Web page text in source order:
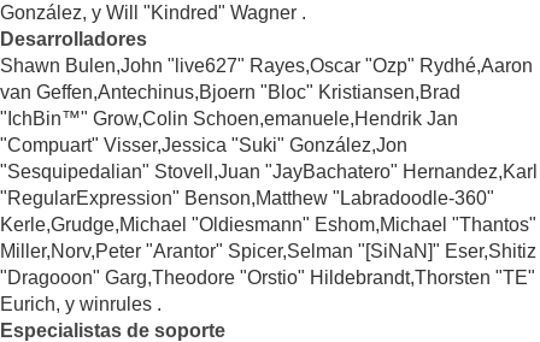
González, y Will "Kindred" Wagner .
Desarrolladores
Shawn Bulen,John "live627" Rayes,Oscar "Ozp" Rydhé,Aaron
van Geffen,Antechinus,Bjoern "Bloc" Kristiansen,Brad
"IchBin™" Grow,Colin Schoen,emanuele,Hendrik Jan
"Compuart" Visser,Jessica "Suki" González,Jon
"Sesquipedalian" Stovell,Juan "JayBachatero" Hernandez,Karl
"RegularExpression" Benson,Matthew "Labradoodle-360"
Kerle,Grudge,Michael "Oldiesmann" Eshom,Michael "Thantos"
Miller,Norv,Peter "Arantor" Spicer,Selman "[SiNaN]" Eser,Shitiz
"Dragooon" Garg,Theodore "Orstio" Hildebrandt,Thorsten "TE"
Eurich, y winrules .
Especialistas de soporte